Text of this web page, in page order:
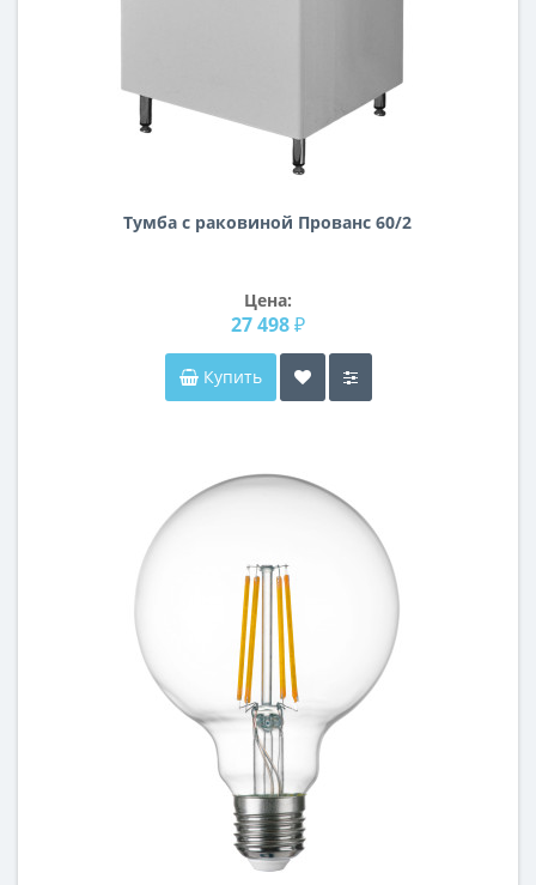
Тумба с раковиной Прованс 60/2
Цена:
27 498 ₽
Купить